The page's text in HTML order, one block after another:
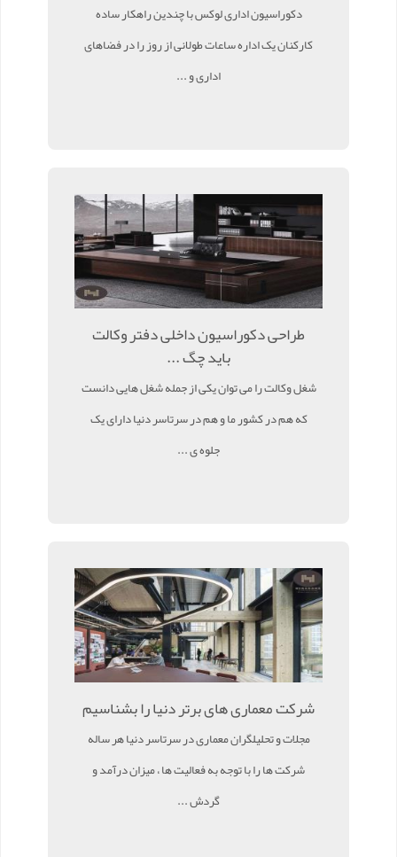
دکوراسیون اداری لوکس با چندین راهکار ساده
کارکنان یک اداره ساعات طولانی از روز را در فضاهای
اداری و ...
طراحی دکوراسیون داخلی دفتر وکالت
باید چگ ...
شغل وکالت را می توان یکی از جمله شغل هایی دانست
که هم در کشور ما و هم در سرتاسر دنیا دارای یک
جلوه ی ...
شرکت معماری های برتر دنیا را بشناسیم
مجلات و تحلیلگران معماری در سرتاسر دنیا هر ساله
شرکت ها را با توجه به فعالیت ها ، میزان درآمد و
گردش ...